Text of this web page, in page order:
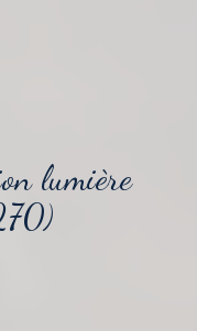
lumière